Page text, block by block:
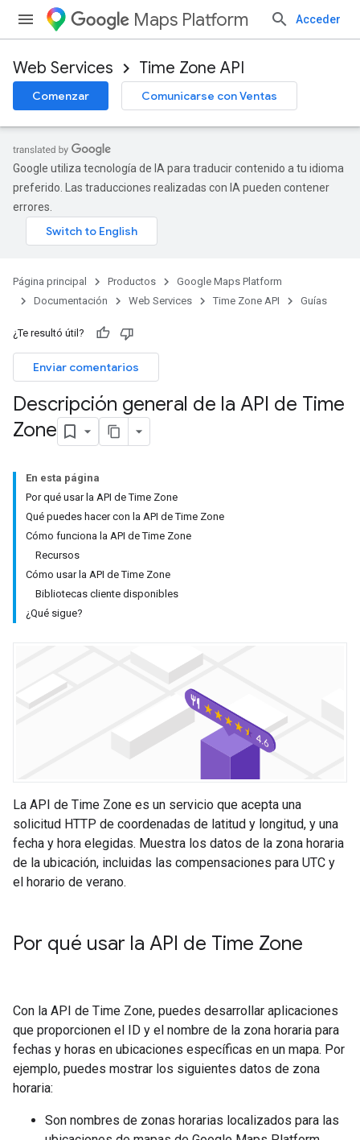
Maps Platform Acceder
Web Services Time Zone API
Comenzar Comunicarse con Ventas
Google utiliza tecnología de IA para traducir contenido a tu idioma
preferido. Las traducciones realizadas con IA pueden contener
errores.
Página principal Productos
Google Maps Platform
Documentación
Web Services Time Zone API Guías
¿Te resultó útil?
Enviar comentarios
Descripción general de la API de Time
Zone
En esta página
Por qué usar la API de Time Zone
Qué puedes hacer con la API de Time Zone
Cómo funciona la API de Time Zone
Recursos
Cómo usar la API de Time Zone
Bibliotecas cliente disponibles
¿Qué sigue?
La API de Time Zone es un servicio que acepta una
solicitud HTTP de coordenadas de latitud y longitud, y una
fecha y hora elegidas. Muestra los datos de la zona horaria
de la ubicación, incluidas las compensaciones para UTC y
el horario de verano.
Por qué usar la API de Time Zone
Con la API de Time Zone, puedes desarrollar aplicaciones
que proporcionen el ID y el nombre de la zona horaria para
fechas y horas en ubicaciones específicas en un mapa. Por
ejemplo, puedes mostrar los siguientes datos de zona
horaria:
Son nombres de zonas horarias localizados para las